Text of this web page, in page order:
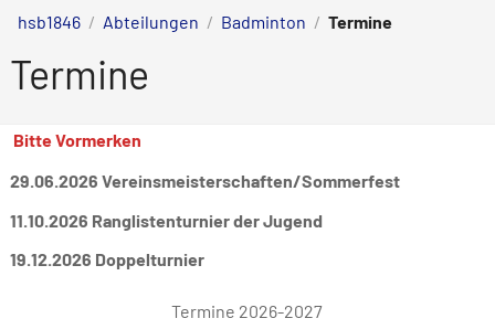
hsb1846 / Abteilungen / Badminton / Termine
Termine
Bitte Vormerken
29.06.2026 Vereinsmeisterschaften/Sommerfest
11.10.2026 Ranglistenturnier der Jugend
19.12.2026 Doppelturnier
Termine 2026-2027